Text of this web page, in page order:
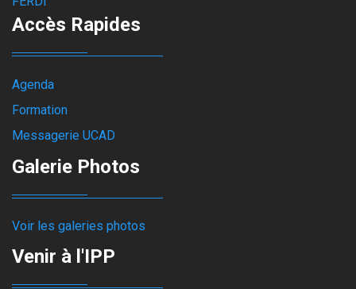
Accès Rapides
Agenda
Formation
Messagerie UCAD
Galerie Photos
Voir les galeries photos
Venir à l'IPP